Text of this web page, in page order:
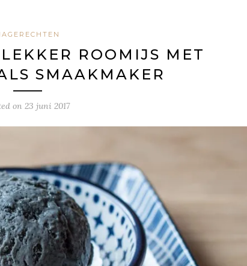
ROOMIJS MET
SMAAKMAKER
on 23 juni 2017